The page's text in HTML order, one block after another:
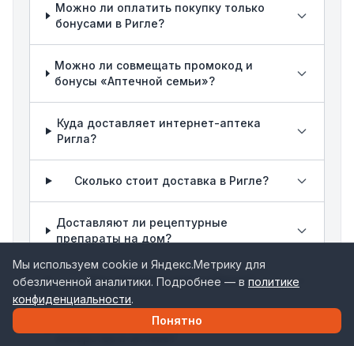
Можно ли оплатить покупку только
бонусами в Ригле?
Можно ли совмещать промокод и
бонусы «Аптечной семьи»?
Куда доставляет интернет-аптека
Ригла?
Сколько стоит доставка в Ригле?
Доставляют ли рецептурные
препараты на дом?
Как оплатить заказ в Ригле?
Сколько времени держится бронь
лекарства в аптеке?
Мы используем cookie и Яндекс.Метрику для
обезличенной аналитики. Подробнее — в политике
конфиденциальности.
Понятно